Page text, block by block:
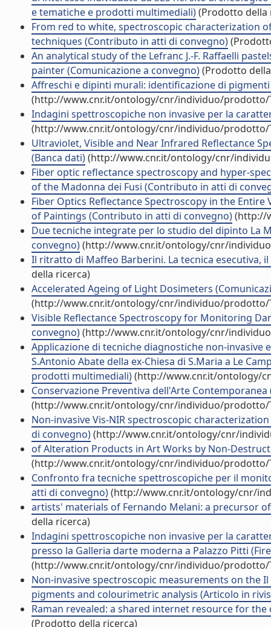
e tematiche e prodotti multimediali)(Prodotto della
From red to white, spectroscopic characterization
techniques (Contributo in atti di convegno)
An analytical study of the Lefranc J.-F. Raffaelli
painter (Comunicazione a convegno)(Prodotto
Affreschi e dipinti murali: identificazione di
(http://www.cnr.it/ontology/cnr/individuo/prodotto/
Indagini spettroscopiche non invasive per la
(http://www.cnr.it/ontology/cnr/individuo/prodotto/
Ultraviolet, Visible and Near Infrared Reflectance
(Banca dati)(http://www.cnr.it/ontology/cnr/
Fiber optic reflectance spectroscopy and hyper-
of the Madonna dei Fusi (Contributo in atti di
Fiber Optics Reflectance Spectroscopy in the
of Paintings (Contributo in atti di convegno)(http://
Due tecniche integrate per lo studio del dipinto La
convegno)(http://www.cnr.it/ontology/cnr/
Il ritratto di Maffeo Barberini. La tecnica esecutiva,
della ricerca)
Accelerated Ageing of Light Dosimeters
(http://www.cnr.it/ontology/cnr/individuo/prodotto/
Visible Reflectance Spectroscopy for Monitoring
convegno)(http://www.cnr.it/ontology/cnr/
Applicazione di tecniche diagnostiche non-invasive
S.Antonio Abate della ex-Chiesa di S.Maria a Le
prodotti multimediali)(http://www.cnr.it/ontology/
Conservazione Preventiva dell'Arte Contemporanea
(http://www.cnr.it/ontology/cnr/individuo/prodotto/
Non-invasive Vis-NIR spectroscopic
di convegno)(http://www.cnr.it/ontology/cnr/
of Alteration Products in Art Works by Non-
(http://www.cnr.it/ontology/cnr/individuo/prodotto/
Confronto fra tecniche spettroscopiche per il
atti di convegno)(http://www.cnr.it/ontology/cnr/
artists' materials of Fernando Melani: a precursor
della ricerca)
Indagini spettroscopiche non invasive per la
presso la Galleria darte moderna a Palazzo Pitti
(http://www.cnr.it/ontology/cnr/individuo/prodotto/
Non-invasive spectroscopic measurements on
pigments and colourimetric analysis (Articolo in
Raman revealed: a shared internet resource for
(Prodotto della ricerca)